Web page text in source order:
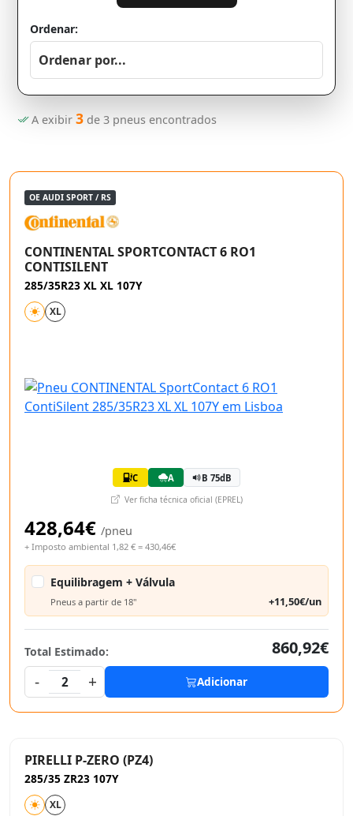
Ordenar:
A exibir 3 de 3 pneus encontrados
OE AUDI SPORT / RS
CONTINENTAL SPORTCONTACT 6 RO1
CONTISILENT
285/35R23 XL XL 107Y
XL
C A B 75dB
Ver ficha técnica oficial (EPREL)
428,64€ /pneu
+ Imposto ambiental 1,82 € = 430,46€
Equilibragem + Válvula
Pneus a partir de 18" +11,50€/un
Total Estimado:
860,92€
-
2 + Adicionar
PIRELLI P-ZERO (PZ4)
285/35 ZR23 107Y
XL